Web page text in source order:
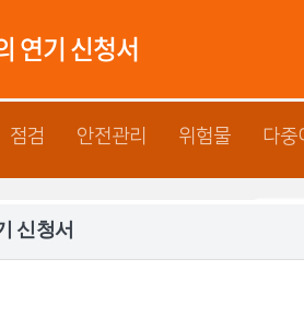
연기 신청서
점검 안전관리 위험물 다중
신청서